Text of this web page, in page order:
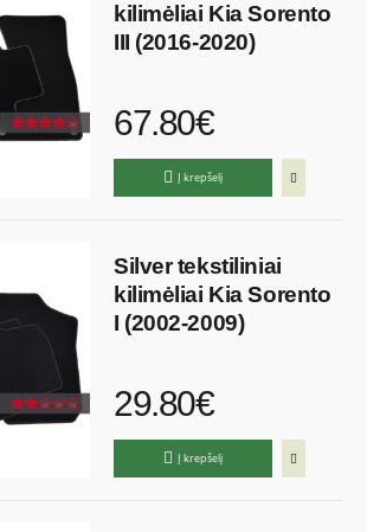
kilimėliai Kia Sorento
III (2016-2020)
67.80€
Į krepšelį
Silver tekstiliniai
kilimėliai Kia Sorento
I (2002-2009)
29.80€
Į krepšelį